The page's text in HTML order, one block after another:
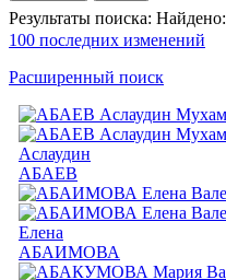
Результаты поиска: Найдено:
100 последних изменений
Расширенный поиск
Аслаудин
АБАЕВ
Елена
АБАИМОВА